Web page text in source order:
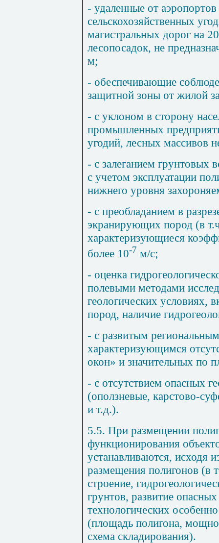
- удаленные от
сельскохозяйственных
магистральных дорог на
лесопосадок, не
м;
- обеспечивающие
защитной зоны от жилой
- с уклоном в сторону
промышленных
угодий, лесных массивов
- с залеганием грунтовых
с учетом эксплуатации
нижнего уровня
- с преобладанием в
экранирующих пород (в
характеризующиеся
более 10-7 м/с;
- оценка
полевыми методами
геологических условиях,
пород, наличие
- с развитым
характеризующимся
окон» и значительных по
- с отсутствием опасных
(оползневые, карстово-
и т.д.).
5.5. При размещении
функционирования
устанавливаются, исходя
размещения полигонов (в
строение,
грунтов, развитие
технологических
(площадь полигона,
схема складирования).